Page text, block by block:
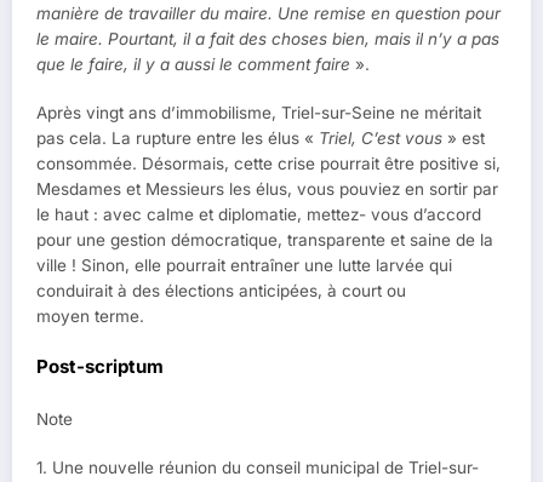
manière de travailler du maire. Une remise en question pour
le maire. Pourtant, il a fait des choses bien, mais il n’y a pas
que le faire, il y a aussi le comment faire ».
Après vingt ans d’immobilisme, Triel-sur-Seine ne méritait
pas cela. La rupture entre les élus « Triel, C’est vous » est
consommée. Désormais, cette crise pourrait être positive si,
Mesdames et Messieurs les élus, vous pouviez en sortir par
le haut : avec calme et diplomatie, mettez- vous d’accord
pour une gestion démocratique, transparente et saine de la
ville ! Sinon, elle pourrait entraîner une lutte larvée qui
conduirait à des élections anticipées, à court ou
moyen terme.
Post-scriptum
Note
1. Une nouvelle réunion du conseil municipal de Triel-sur-